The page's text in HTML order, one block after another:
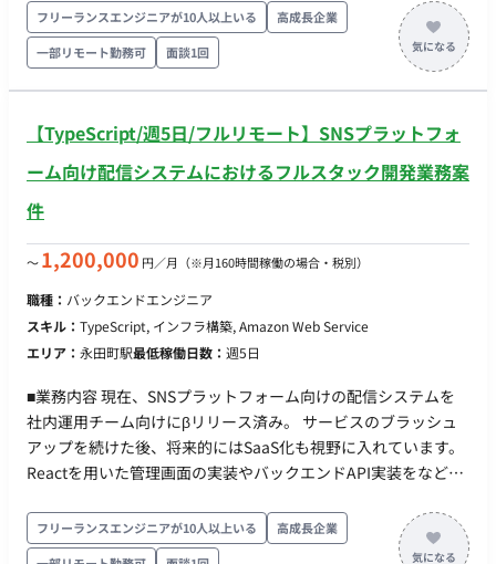
す。 ■実装範囲 ・バックエンド（主担当領域） ・SNS向けメッ
セージ配信機能の構築（大量配信・webhook処理） ・認証・認
可機能、決済機能の実装 ・技術選定、アーキテクチャ設計 ・集
計基盤の構築など ■開発環境 ・フロント：React, MUI,
AWS, CDK(TypeScript), ECS on Fargate, Lambda, SQS ・その
他：GitHub, GitHub Actions ■チーム体制 ・開発者：3名〜4名
コミュニケーション ▼スプリント(半⽉） 〇スプリントプラ
ンニング 〇デイリースクラム 〇スプリントレビュー（出
社。半⽉に1度） 〇スプリントレトロスペクティブ ▼同期コ
ミュニケーション：Gather 〇バーチャルオフィスに出社
〇⾮同期コミュニケーション：Slack 〇ストック情報：
Notion, miro 〇画⾯デザイン：Figma, miro 〇プロジェク
プウェア： GoogleWorkspace(Gmail, GoogleCalendar,
SpreadSheet） 〇モブプロ‧ペアプロ ■会社・求人の魅力 〇
新規プロダクトとなり、ライブラリ選定等の技術選定に関われ
ます 〇雇⽤形態に関わらず、設計‧実装‧コードレビューに関
キルアップに注⼒できます 〇開発に必要なソフトウェアライ
センスの貸与制度を導⼊(Cursorなどの有料IDE 等を無償貸与）
フリーランスエンジニアが10人以上いる
高成長企業
一部リモート勤務可
面談1回
【TypeScript/週5日/フルリモート】SNSプラットフォ
ーム向け配信システムにおけるフルスタック開発業務案
件
〜1,200,000 円／月 （※月160時間稼働の場合・税別）
職種： バックエンドエンジニア
スキル： TypeScript, インフラ構築, Amazon Web Service
エリア： 永田町駅最低稼働日数： 週5日
■業務内容 現在、SNSプラットフォーム向けの配信システムを
社内運用チーム向けにβリリース済み。 サービスのブラッシュ
アップを続けた後、将来的にはSaaS化も視野に入れています。
Reactを用いた管理画面の実装やバックエンドAPI実装をなど、
権限機能、アカウント招待、MFAを中心に開発していただきま
す。 その後は徐々にサービス特有の機能開発をお任せする予定
フリーランスエンジニアが10人以上いる
高成長企業